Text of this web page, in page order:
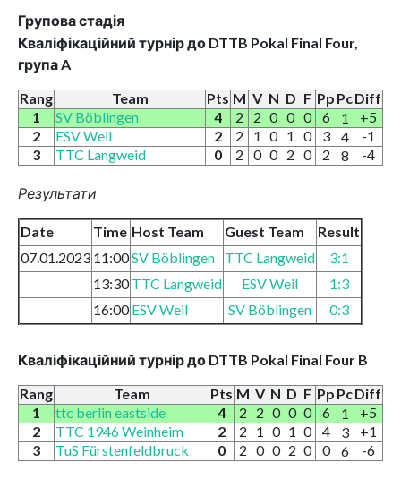
Групова стадія
Кваліфікаційний турнір до DTTB Pokal Final Four,
група A
Rang
Team Pts M V N D F Pp PcDiff
1
SV Böblingen 4 2 2 0 0 0 6 1
+5
2
ESV Weil 2 2 1 0 1 0 3 4
-1
3
TTC Langweid 0 2 0 0 2 0 2 8 -4
Результати
Date Time Host Team Guest Team
Result
07.01.2023 11:00SV Böblingen TTC Langweid
3:1
13:30 TTC Langweid ESV Weil
1:3
16:00 ESV Weil SV Böblingen 0:3
Кваліфікаційний турнір до DTTB Pokal Final Four B
Rang
Team Pts M V N D F Pp PcDiff
1
ttc berlin eastside 4 2 2 0 0 0 6 1
+5
2
TTC 1946 Weinheim 2 2 1 0 1 0 4 3
+1
3
TuS Fürstenfeldbruck 0 2 0 0 2 0 0 6 -6